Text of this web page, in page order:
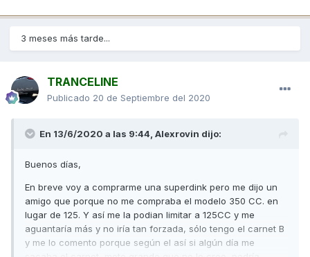
3 meses más tarde...
TRANCELINE
Publicado 20 de Septiembre del 2020
En 13/6/2020 a las 9:44, Alexrovin dijo:
Buenos días,
En breve voy a comprarme una superdink pero me dijo un
amigo que porque no me compraba el modelo 350 CC. en
lugar de 125. Y así me la podian limitar a 125CC y me
aguantaría más y no iría tan forzada, sólo tengo el carnet B
y me lo comento porque según el así si algún día me